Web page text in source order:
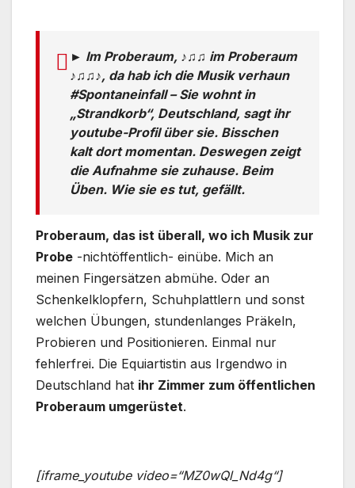
► Im Proberaum, ♪♫♫ im Proberaum
♪♫♫♪, da hab ich die Musik verhaun
#Spontaneinfall – Sie wohnt in
„Strandkorb“, Deutschland, sagt ihr
youtube-Profil über sie. Bisschen
kalt dort momentan. Deswegen zeigt
die Aufnahme sie zuhause. Beim
Üben. Wie sie es tut, gefällt.
Proberaum, das ist überall, wo ich Musik zur
Probe -nichtöffentlich- einübe. Mich an
meinen Fingersätzen abmühe. Oder an
Schenkelklopfern, Schuhplattlern und sonst
welchen Übungen, stundenlanges Präkeln,
Probieren und Positionieren. Einmal nur
fehlerfrei. Die Equiartistin aus Irgendwo in
Deutschland hat ihr Zimmer zum öffentlichen
Proberaum umgerüstet.
[iframe_youtube video=“MZ0wQl_Nd4g“]